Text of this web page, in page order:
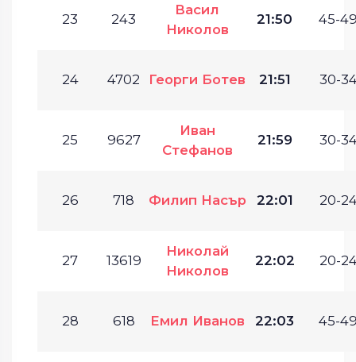
23 243
Васил
Николов
21:50 45-
24 4702 Георги Ботев 21:51 30-
25 9627
Иван
Стефанов
21:59 30-
26 718 Филип Насър 22:01 20-
27 13619
Николай
Николов
22:02 20-
28 618 Емил Иванов 22:03 45-